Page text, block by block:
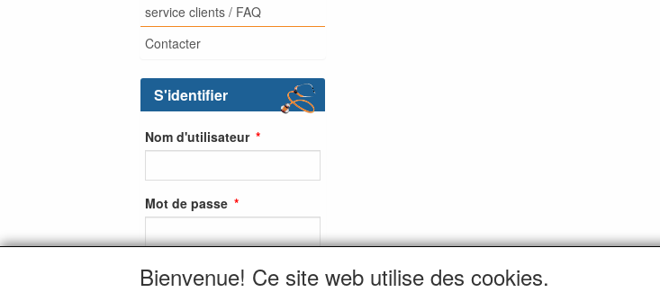
service clients / FAQ
Contacter
S'identifier
Nom d'utilisateur
Mot de passe
S'identifier
Bienvenue! Ce site web utilise des cookies.